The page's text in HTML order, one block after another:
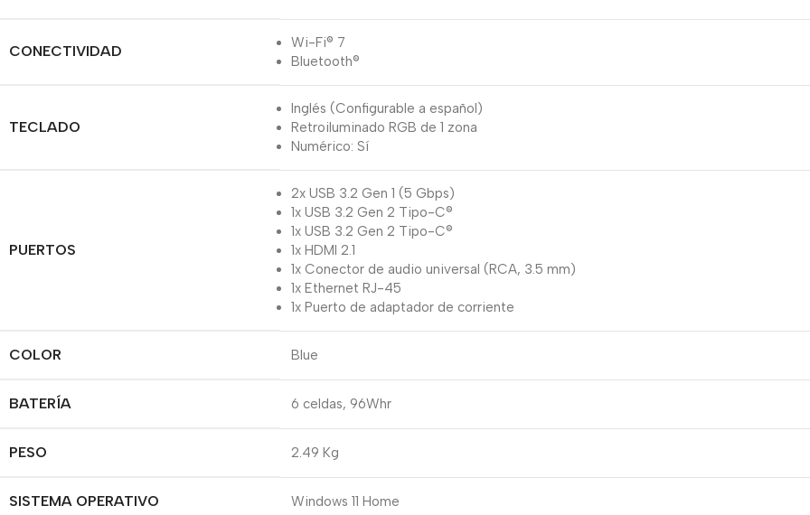
CONECTIVIDAD
Wi-Fi® 7
Bluetooth®
TECLADO
Inglés (Configurable a español)
Retroiluminado RGB de 1 zona
Numérico: Sí
PUERTOS
2x USB 3.2 Gen 1 (5 Gbps)
1x USB 3.2 Gen 2 Tipo-C®
1x USB 3.2 Gen 2 Tipo-C®
1x HDMI 2.1
1x Conector de audio universal (RCA, 3.5 mm)
1x Ethernet RJ-45
1x Puerto de adaptador de corriente
COLOR Blue
BATERÍA 6 celdas, 96Whr
PESO 2.49 Kg
SISTEMA OPERATIVO Windows 11 Home